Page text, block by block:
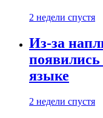
2 недели спустя
Из-за
языке
2 недели спустя